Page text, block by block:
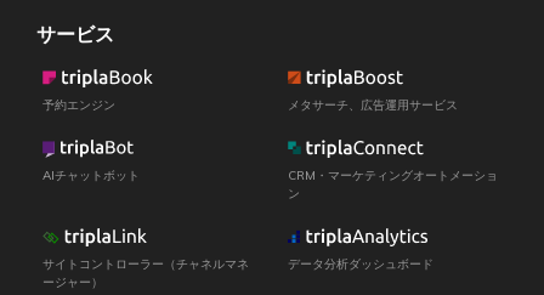
サービス
予約エンジン メタサーチ、広告運用サービス
AIチャットボット
CRM・マーケティングオートメーショ
ン
サイトコントローラー（チャネルマネ
ージャー）
データ分析ダッシュボード